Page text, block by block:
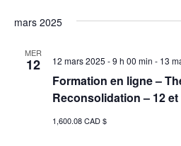
mars 2025
MER
12
Formation en ligne –
Reconsolidation – 12 et
12 mars 2025 - 9 h 00 min - 13
1,600.08 CAD $